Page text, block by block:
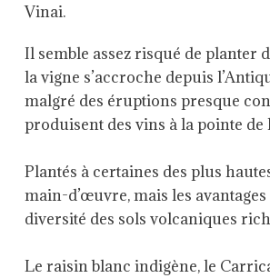
Vinai.
Il semble assez risqué de planter
la vigne s’accroche depuis
malgré des éruptions presque
produisent des vins à la pointe
Plantés à certaines des plus
main-d’œuvre, mais les
diversité des sols volcaniques
Le raisin blanc indigène, le